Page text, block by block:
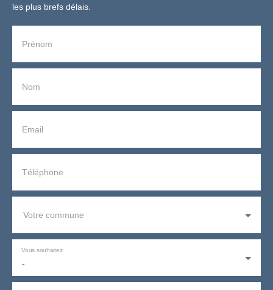
les plus brefs délais.
Prénom
Nom
Email
Téléphone
Votre commune
-
Vous souhaitez